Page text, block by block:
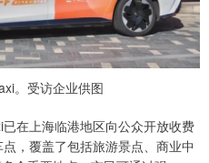
。受访企业供图
在上海临港地区向公众开放收费
，覆盖了包括旅游景点、商业中